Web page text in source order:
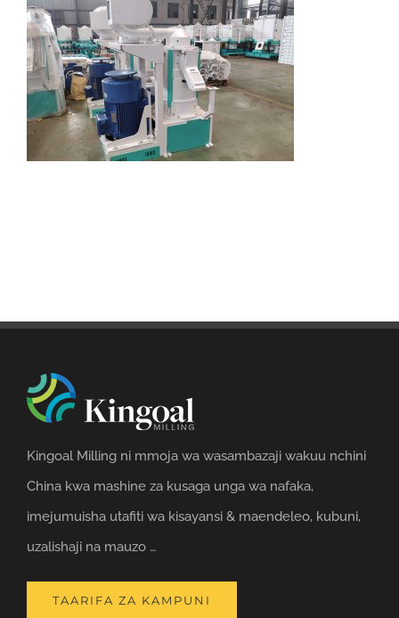
Kingoal Milling ni mmoja wa wasambazaji wakuu nchini
China kwa mashine za kusaga unga wa nafaka,
imejumuisha utafiti wa kisayansi & maendeleo, kubuni,
uzalishaji na mauzo …
TAARIFA ZA KAMPUNI